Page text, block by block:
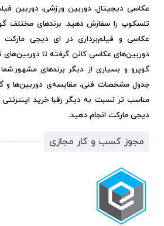
عکاسی دیجیتال، دوربین ورزشی، دوربین
تلسکوپ را سفارش دهید. برندهای مختلف
عکاسی و فیلم‌برداری در ای دیجی
دوربین‌های عکاسی کانن گرفته تا
گوپرو و بسیاری از دیگر برندهای مشهور.
جدول مشخصات فنی، مقایسه‌ی دوربین‌ها
مناسب تر نسبت به دیگر رقبا خرید اینترنتی
دیجی مارکت انجام دهید.
مجوز کسب و کار مجازی